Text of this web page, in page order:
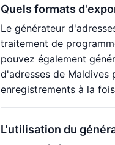
Quels formats
Le générateur
traitement de
pouvez également
d'adresses de
enregistrements à la
L'utilisation du